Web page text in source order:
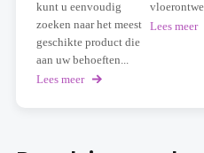
kunt u eenvoudig
zoeken naar het meest
geschikte product die
aan uw behoeften...
Lees meer over
Lees meer